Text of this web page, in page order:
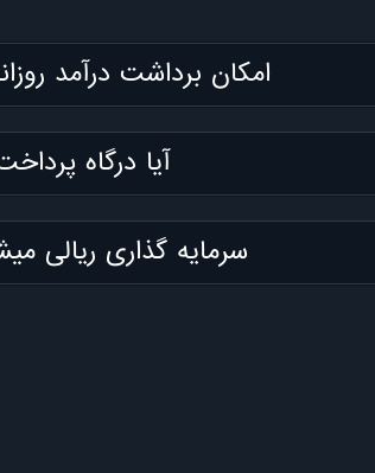
امکان برداشت درآمد
آیا درگاه
سرمایه گذاری ریالی